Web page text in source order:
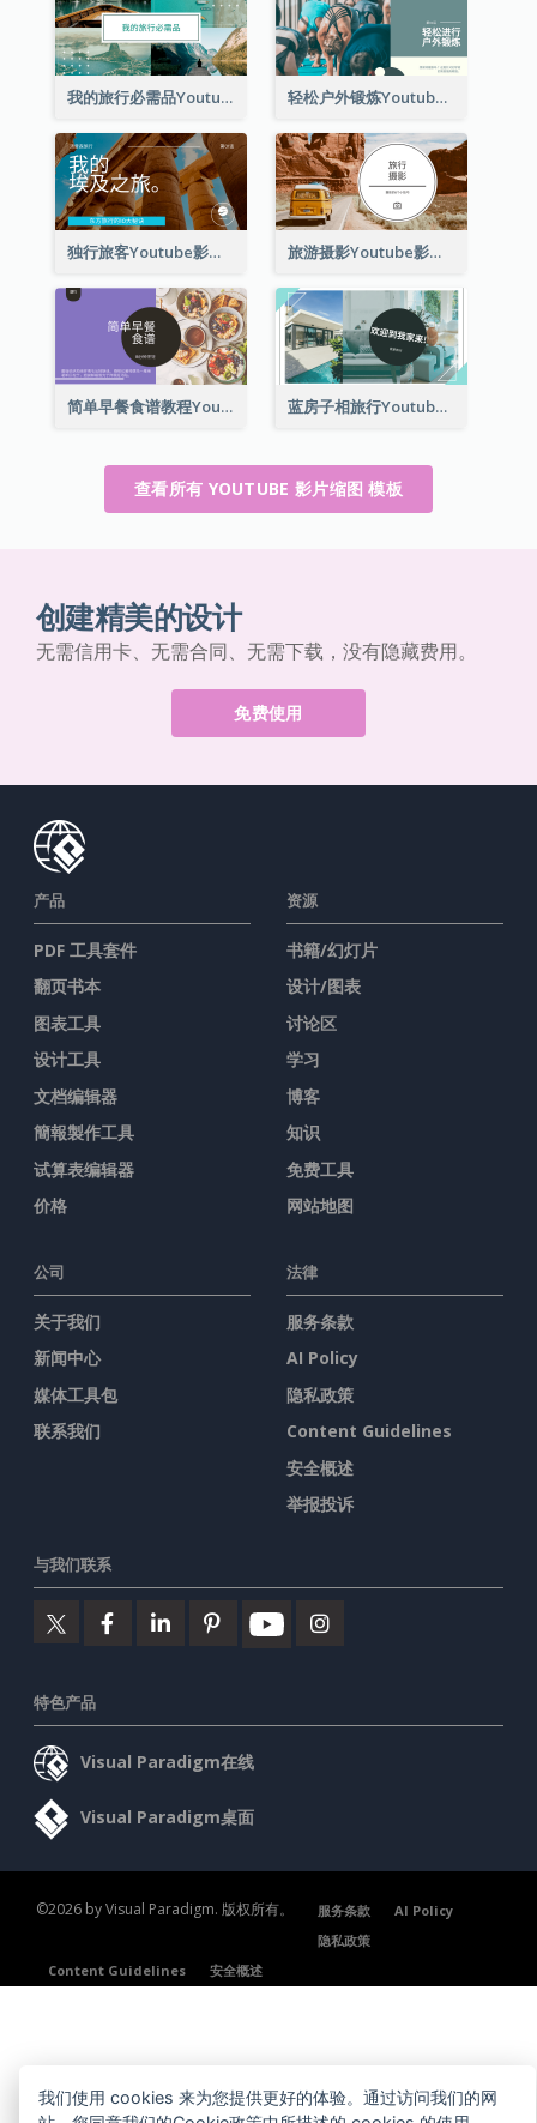
我的旅行必需品Youtube影片缩图 轻松户外锻炼Youtube影片缩图
独行旅客Youtube影片缩图 旅游摄影Youtube影片缩图
简单早餐食谱教程Youtube影片缩图 蓝房子相旅行Youtube影片缩图
查看所有 YOUTUBE 影片缩图 模板
创建精美的设计
无需信用卡、无需合同、无需下载，没有隐藏费用。
免费使用
产品
PDF 工具套件
翻页书本
图表工具
设计工具
文档编辑器
簡報製作工具
试算表编辑器
价格
资源
书籍/幻灯片
设计/图表
讨论区
学习
博客
知识
免费工具
网站地图
公司
关于我们
新闻中心
媒体工具包
联系我们
法律
服务条款
AI Policy
隐私政策
Content Guidelines
安全概述
举报投诉
与我们联系
特色产品
Visual Paradigm在线
Visual Paradigm桌面
©2026 by Visual Paradigm. 版权所有。 服务条款
AI Policy
隐私政策
Content Guidelines
安全概述
我们使用 cookies 来为您提供更好的体验。通过访问我们的网